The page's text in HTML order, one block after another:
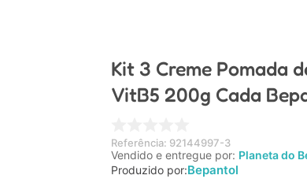
Kit 3 Creme Pomada
VitB5 200g Cada
Referência: 92144997-3
Vendido e entregue por: Planeta do
Produzido por:Bepantol